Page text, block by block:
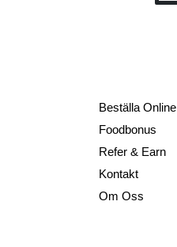
Beställa Online
Foodbonus
Refer & Earn
Kontakt
Om Oss